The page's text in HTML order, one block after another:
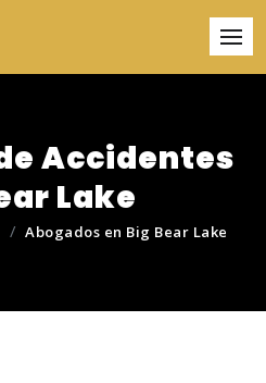
Accidentes
Lake
Abogados en Big Bear Lake